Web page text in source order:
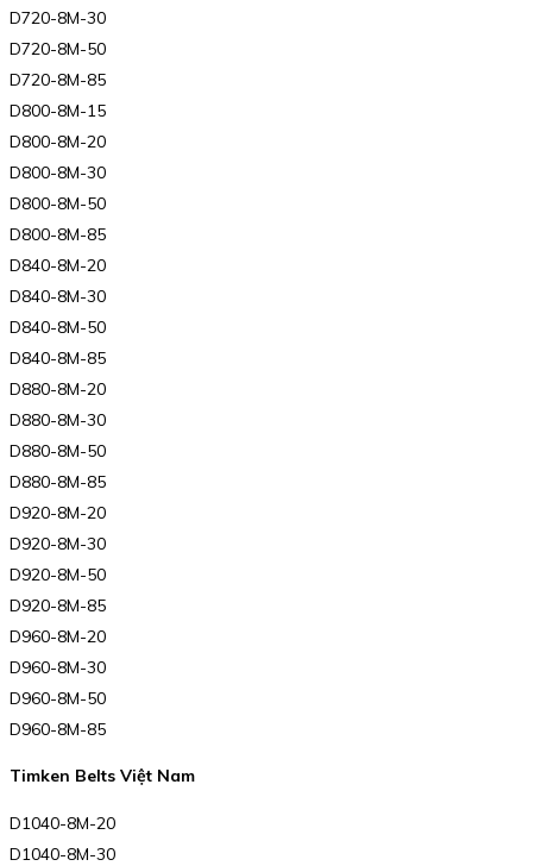
D720-8M-30
D720-8M-50
D720-8M-85
D800-8M-15
D800-8M-20
D800-8M-30
D800-8M-50
D800-8M-85
D840-8M-20
D840-8M-30
D840-8M-50
D840-8M-85
D880-8M-20
D880-8M-30
D880-8M-50
D880-8M-85
D920-8M-20
D920-8M-30
D920-8M-50
D920-8M-85
D960-8M-20
D960-8M-30
D960-8M-50
D960-8M-85
Timken Belts Việt Nam
D1040-8M-20
D1040-8M-30